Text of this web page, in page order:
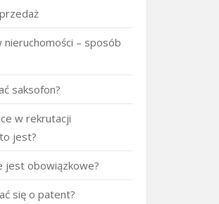
– sposób
saksofon?
w rekrutacji
jest?
jest obowiązkowe?
się o patent?